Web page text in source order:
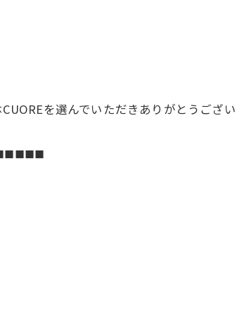
を選んでいただきありがとうござい